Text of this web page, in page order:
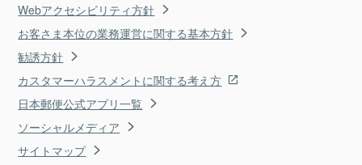
Webアクセシビリティ方針
お客さま本位の業務運営に関する基本方針
勧誘方針
カスタマーハラスメントに関する考え方
日本郵便公式アプリ一覧
ソーシャルメディア
サイトマップ